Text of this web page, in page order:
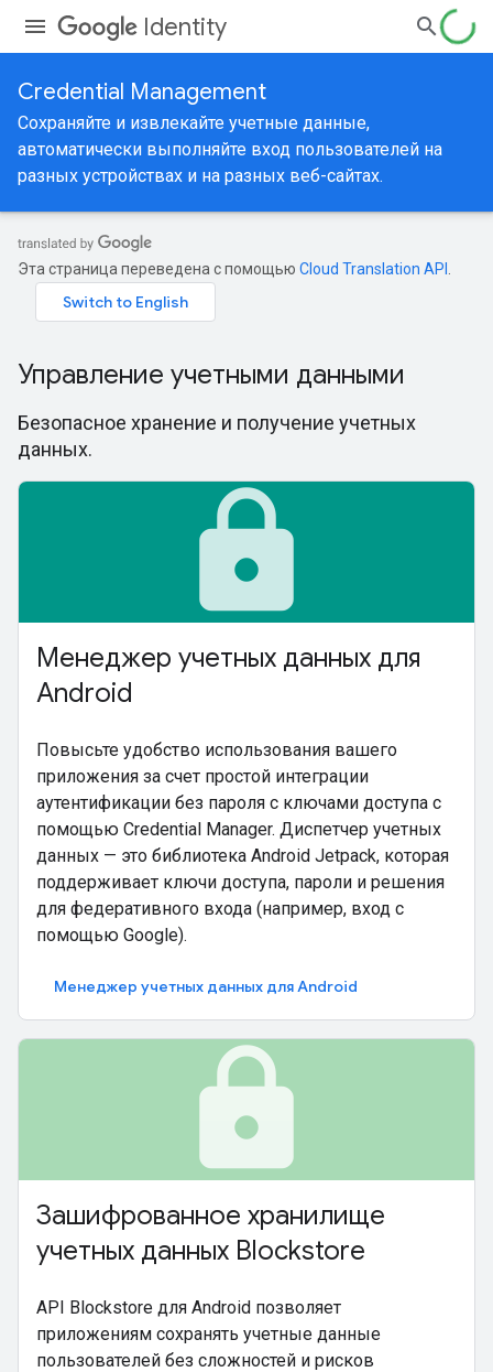
Identity
Credential Management
Сохраняйте и извлекайте учетные данные,
автоматически выполняйте вход пользователей на
разных устройствах и на разных веб-сайтах.
Эта страница переведена с помощью Cloud Translation API
Управление учетными данными
Безопасное хранение и получение учетных
данных.
lock
Менеджер учетных данных для
Android
Повысьте удобство использования вашего
приложения за счет простой интеграции
аутентификации без пароля с ключами доступа с
помощью Credential Manager. Диспетчер учетных
данных — это библиотека Android Jetpack, которая
поддерживает ключи доступа, пароли и решения
для федеративного входа (например, вход с
помощью Google).
Менеджер учетных данных для Android
lock
Зашифрованное хранилище
учетных данных Blockstore
API Blockstore для Android позволяет
приложениям сохранять учетные данные
пользователей без сложностей и рисков